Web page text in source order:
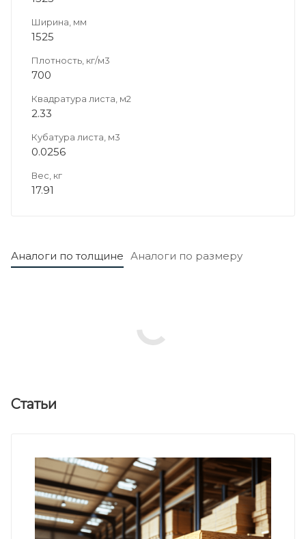
Ширина, мм
1525
Плотность, кг/м3
700
Квадратура листа, м2
2.33
Кубатура листа, м3
0.0256
Вес, кг
17.91
Аналоги по толщине Аналоги по размеру
Статьи